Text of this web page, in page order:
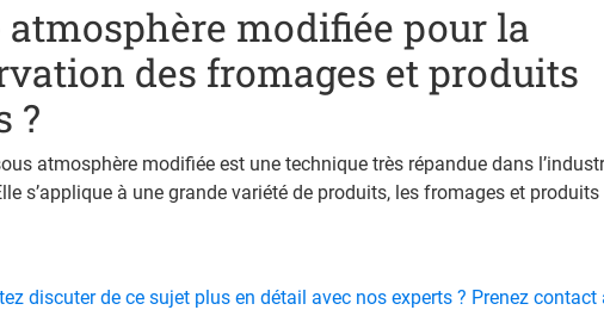
atmosphère modifiée pour la
des fromages et produits
?
atmosphère modifiée est une technique très répandue dans
s’applique à une grande variété de produits, les fromages et
discuter de ce sujet plus en détail avec nos experts ? Prenez